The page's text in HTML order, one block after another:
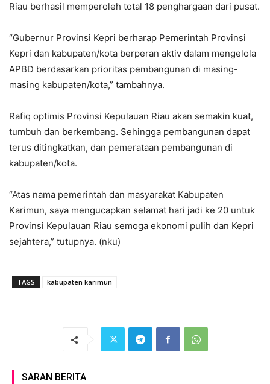
Riau berhasil memperoleh total 18 penghargaan dari pusat.
“Gubernur Provinsi Kepri berharap Pemerintah Provinsi
Kepri dan kabupaten/kota berperan aktiv dalam mengelola
APBD berdasarkan prioritas pembangunan di masing-
masing kabupaten/kota,” tambahnya.
Rafiq optimis Provinsi Kepulauan Riau akan semakin kuat,
tumbuh dan berkembang. Sehingga pembangunan dapat
terus ditingkatkan, dan pemerataan pembangunan di
kabupaten/kota.
“Atas nama pemerintah dan masyarakat Kabupaten
Karimun, saya mengucapkan selamat hari jadi ke 20 untuk
Provinsi Kepulauan Riau semoga ekonomi pulih dan Kepri
sejahtera,” tutupnya. (nku)
TAGS kabupaten karimun
SARAN BERITA